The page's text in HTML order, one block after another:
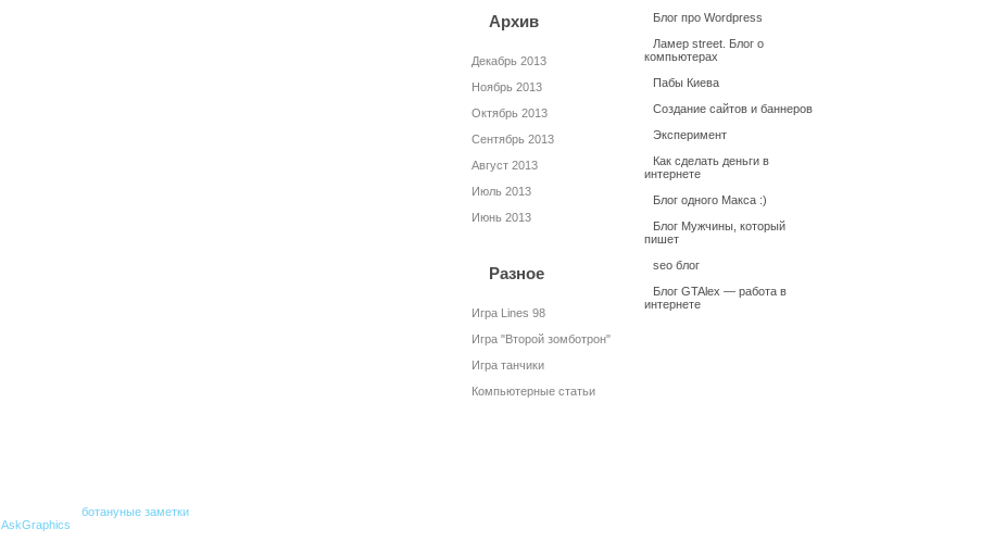
Архив
Декабрь 2013
Ноябрь 2013
Октябрь 2013
Сентябрь 2013
Август 2013
Июль 2013
Июнь 2013
Разное
Игра Lines 98
Игра "Второй зомботрон"
Игра танчики
Компьютерные статьи
Блог про Wordpress
Ламер street. Блог о
компьютерах
Пабы Киева
Создание сайтов и баннеров
Эксперимент
Как сделать деньги в
интернете
Блог одного Макса :)
Блог Мужчины, который
пишет
seo блог
Блог GTAlex — работа в
интернете
ботануные заметки
AskGraphics